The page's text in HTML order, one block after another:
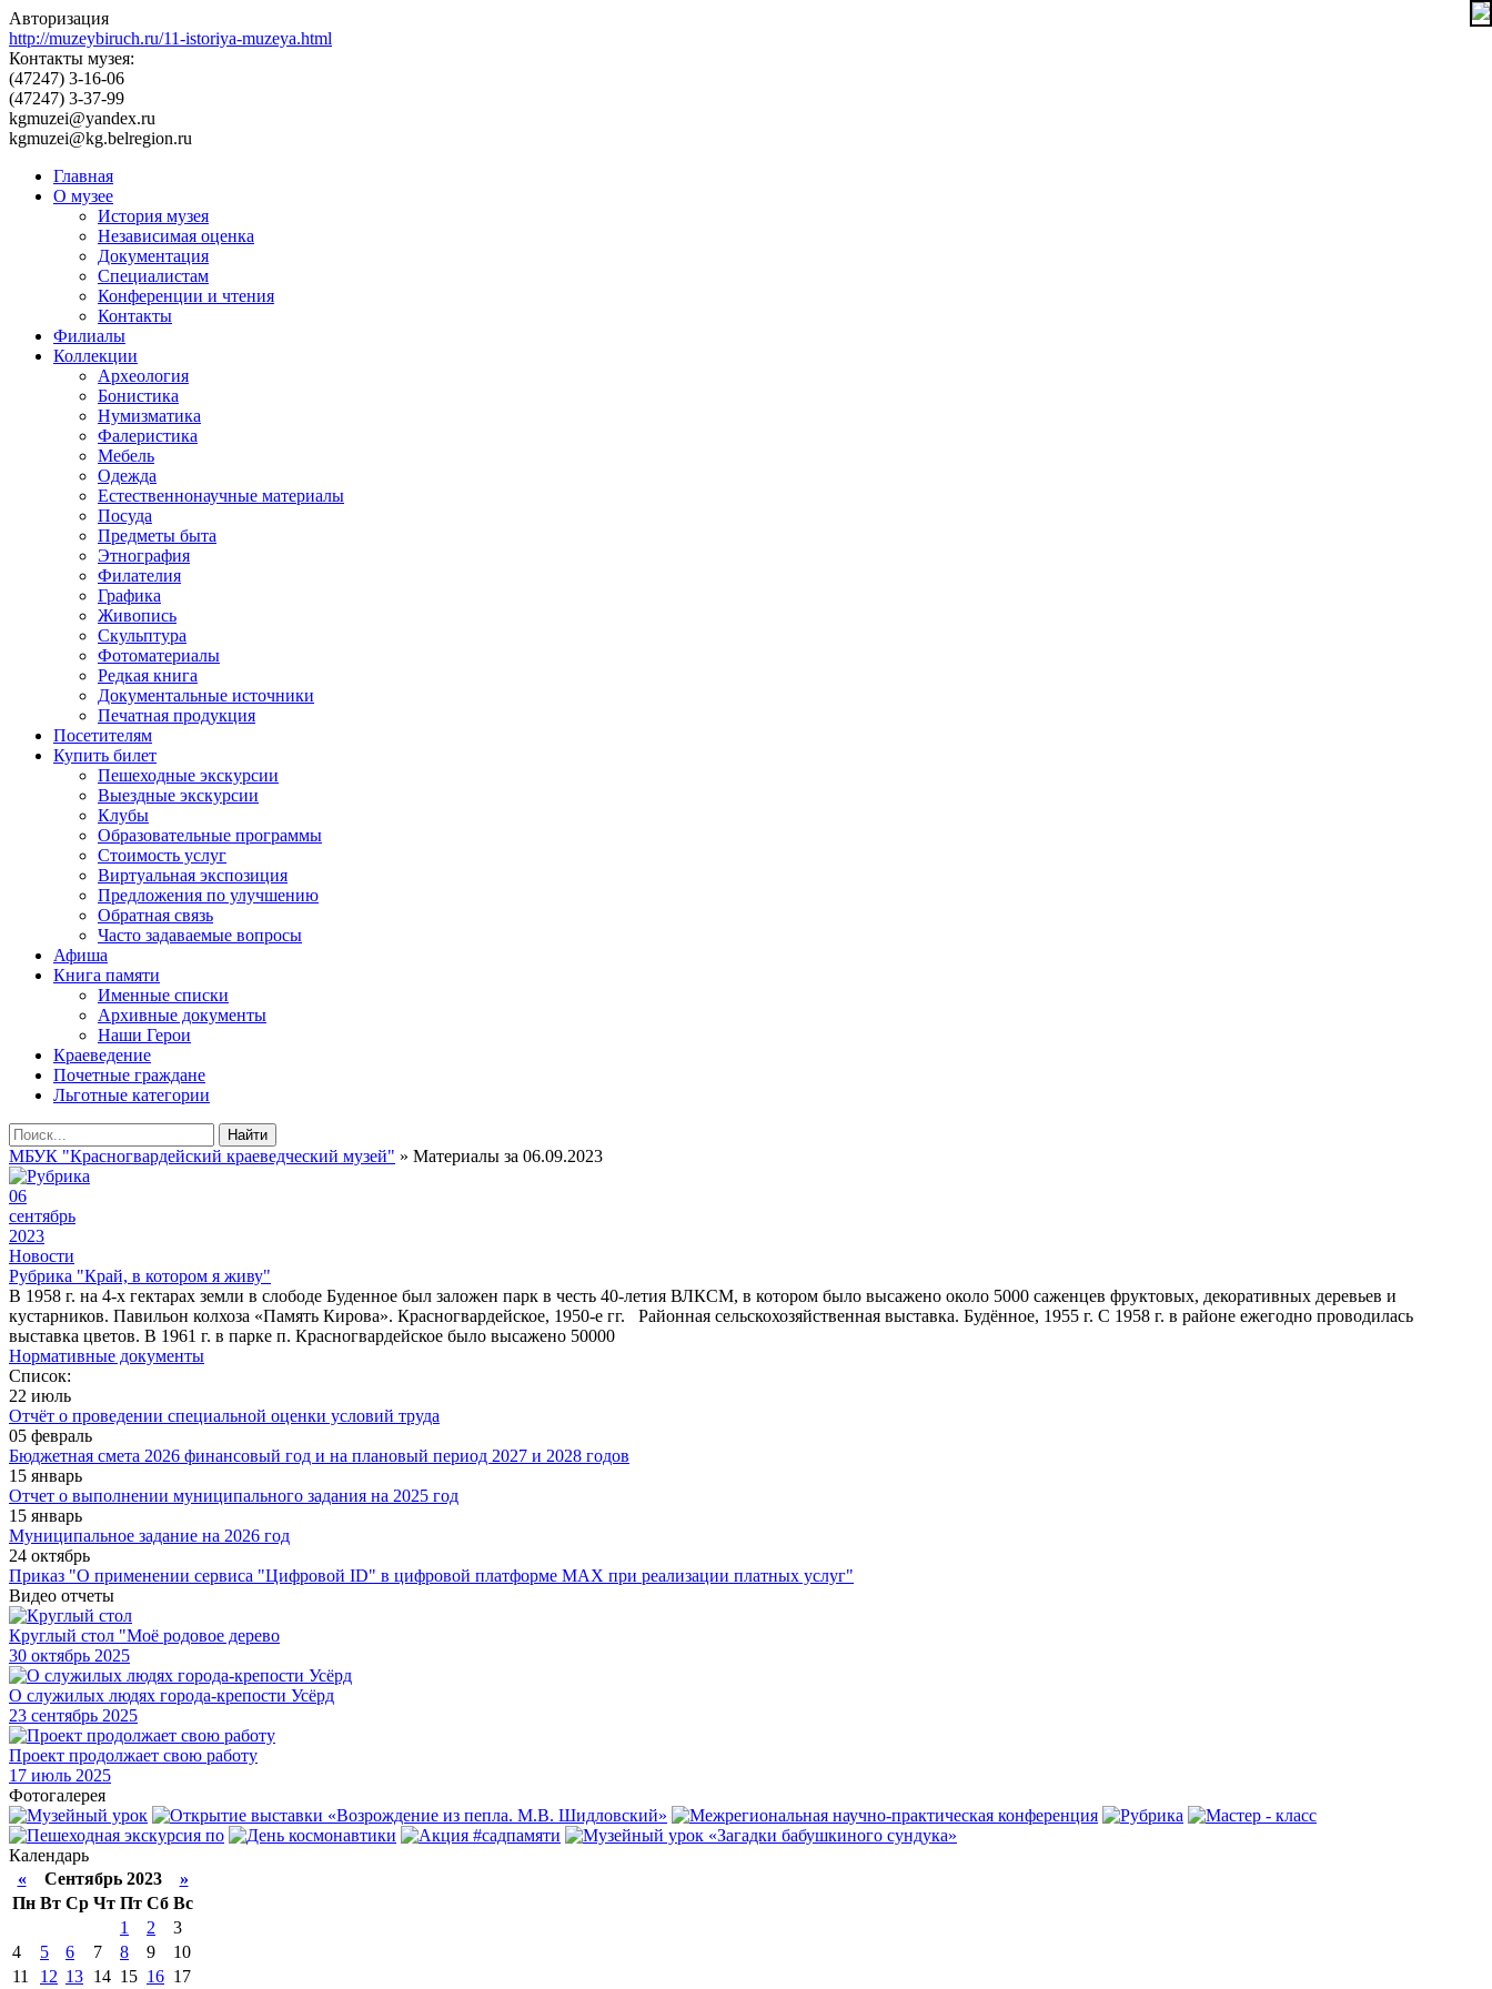
Авторизация
http://muzeybiruch.ru/11-istoriya-muzeya.html
Контакты музея:
(47247) 3-16-06
(47247) 3-37-99
kgmuzei@yandex.ru
kgmuzei@kg.belregion.ru
Главная
О музее
История музея
Независимая оценка
Документация
Специалистам
Конференции и чтения
Контакты
Филиалы
Коллекции
Археология
Бонистика
Нумизматика
Фалеристика
Мебель
Одежда
Естественнонаучные материалы
Посуда
Предметы быта
Этнография
Филателия
Графика
Живопись
Скульптура
Фотоматериалы
Редкая книга
Документальные источники
Печатная продукция
Посетителям
Купить билет
Пешеходные экскурсии
Выездные экскурсии
Клубы
Образовательные программы
Стоимость услуг
Виртуальная экспозиция
Предложения по улучшению
Обратная связь
Часто задаваемые вопросы
Афиша
Книга памяти
Именные списки
Архивные документы
Наши Герои
Краеведение
Почетные граждане
Льготные категории
Найти
МБУК "Красногвардейский краеведческий музей" » Материалы за 06.09.2023
06
сентябрь
2023
Новости
Рубрика "Край, в котором я живу"
В 1958 г. на 4-х гектарах земли в слободе Буденное был заложен парк в честь 40-летия ВЛКСМ, в котором было высажено около 5000 саженцев фруктовых, декоративных деревьев и
кустарников. Павильон колхоза «Память Кирова». Красногвардейское, 1950-е гг. Районная сельскохозяйственная выставка. Будённое, 1955 г. С 1958 г. в районе ежегодно проводилась
выставка цветов. В 1961 г. в парке п. Красногвардейское было высажено 50000
Нормативные документы
Список:
22 июль
Отчёт о проведении специальной оценки условий труда
05 февраль
Бюджетная смета 2026 финансовый год и на плановый период 2027 и 2028 годов
15 январь
Отчет о выполнении муниципального задания на 2025 год
15 январь
Муниципальное задание на 2026 год
24 октябрь
Приказ "О применении сервиса "Цифровой ID" в цифровой платформе МАХ при реализации платных услуг"
Видео отчеты
Круглый стол "Моё родовое дерево
30 октябрь 2025
О служилых людях города-крепости Усёрд
23 сентябрь 2025
Проект продолжает свою работу
17 июль 2025
Фотогалерея
Календарь
«Сентябрь 2023 »
Пн Вт Ср Чт Пт Сб Вс
1
2
3
4
5 6 7 8 9
10
11
12 13 14 15 16 17